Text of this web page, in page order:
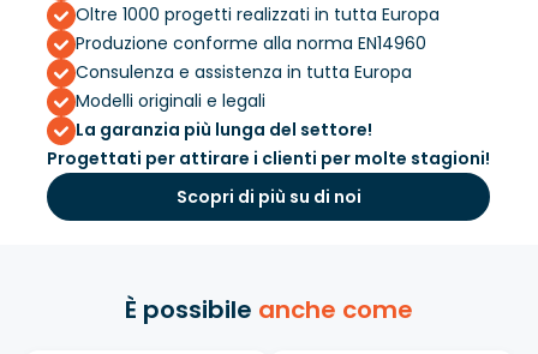
Oltre 1000 progetti realizzati in tutta Europa
Produzione conforme alla norma EN14960
Consulenza e assistenza in tutta Europa
Modelli originali e legali
La garanzia più lunga del settore!
Progettati per attirare i clienti per molte stagioni!
Scopri di più su di noi
È possibile anche come